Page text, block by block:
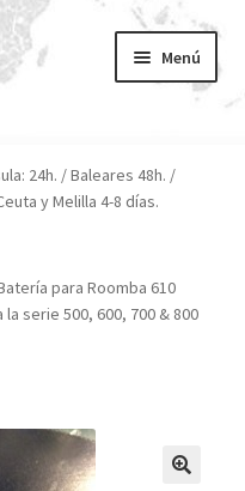
Menú
24h. / Baleares 48h. /
y Melilla 4-8 días.
para Roomba 610
serie 500, 600, 700 & 800